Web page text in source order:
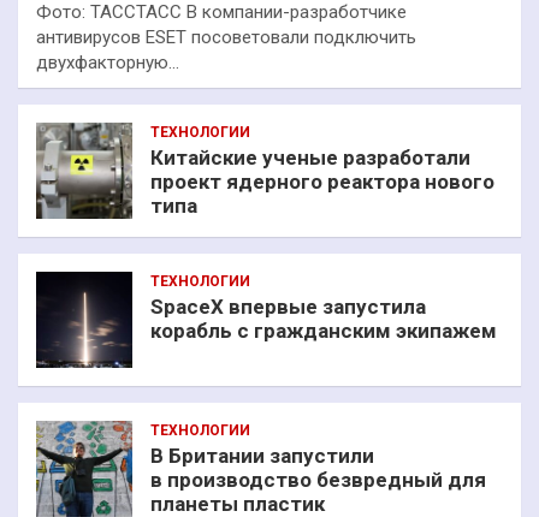
Фото: ТАССТАСС В компании-разработчике
антивирусов ESET посоветовали подключить
двухфакторную…
ТЕХНОЛОГИИ
Китайские ученые разработали
проект ядерного реактора нового
типа
ТЕХНОЛОГИИ
SpaceX впервые запустила
корабль с гражданским экипажем
ТЕХНОЛОГИИ
В Британии запустили
в производство безвредный для
планеты пластик